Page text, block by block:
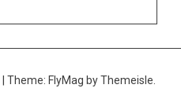
Theme: FlyMag by Themeisle.